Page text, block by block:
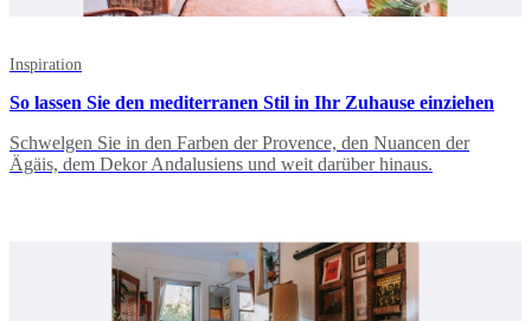
Inspiration
So lassen Sie den mediterranen Stil in Ihr Zuhause einziehen
Schwelgen Sie in den Farben der Provence, den Nuancen der
Ägäis, dem Dekor Andalusiens und weit darüber hinaus.